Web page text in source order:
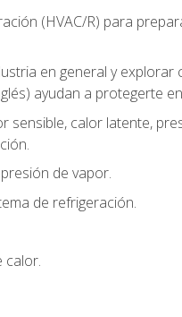
(HVAC/R) para
en general y explorar
ayudan a protegerte
calor latente,
de vapor.
de refrigeración.
calor.